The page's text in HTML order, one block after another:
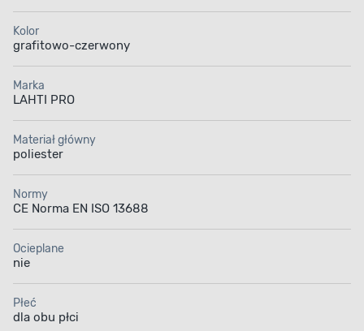
Kolor
grafitowo-czerwony
Marka
LAHTI PRO
Materiał główny
poliester
Normy
CE Norma EN ISO 13688
Ocieplane
nie
Płeć
dla obu płci